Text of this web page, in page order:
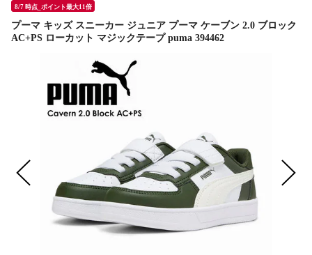
8/7 時点_ポイント最大11倍
プーマ キッズ スニーカー ジュニア プーマ ケーブン 2.0 ブロック
AC+PS ローカット マジックテープ puma 394462